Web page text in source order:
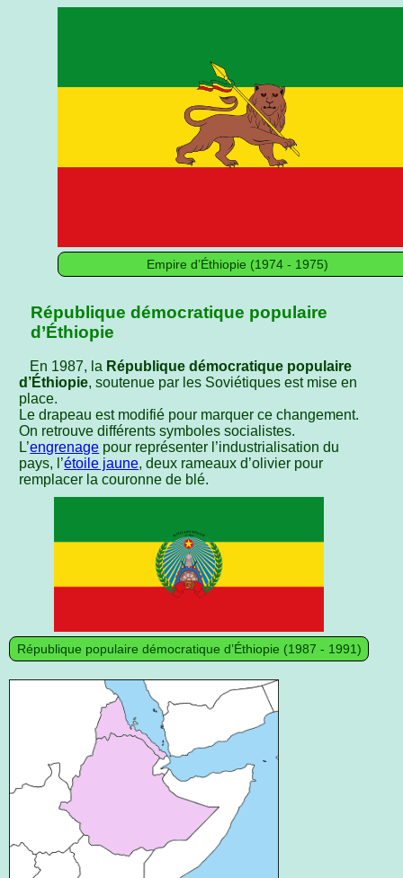
Empire d’Éthiopie (1974 - 1975)
République démocratique populaire
d’Éthiopie
En 1987, la République démocratique populaire
d’Éthiopie, soutenue par les Soviétiques est mise en
place.
Le drapeau est modifié pour marquer ce changement.
On retrouve différents symboles socialistes.
L’engrenage pour représenter l’industrialisation du
pays, l’étoile jaune, deux rameaux d’olivier pour
remplacer la couronne de blé.
République populaire démocratique d’Éthiopie (1987 - 1991)